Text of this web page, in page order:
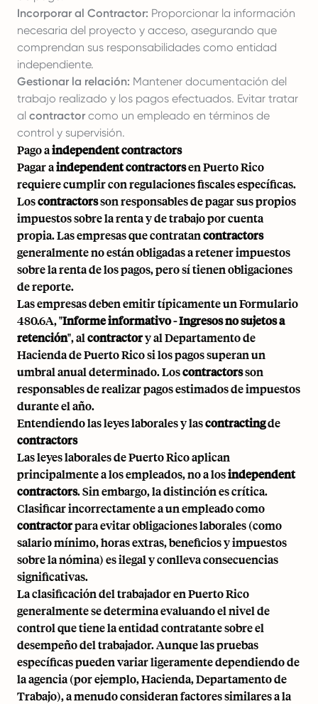
Incorporar al Contractor: Proporcionar la información
necesaria del proyecto y acceso, asegurando que
comprendan sus responsabilidades como entidad
independiente.
Gestionar la relación: Mantener documentación del
trabajo realizado y los pagos efectuados. Evitar tratar
al contractorcomo un empleado en términos de
control y supervisión.
Pago aindependent contractors
Pagar aindependent contractorsen Puerto Rico
requiere cumplir con regulaciones fiscales específicas.
Loscontractorsson responsables de pagar sus propios
impuestos sobre la renta y de trabajo por cuenta
propia. Las empresas que contratancontractors
generalmente no están obligadas a retener impuestos
sobre la renta de los pagos, pero sí tienen obligaciones
de reporte.
Las empresas deben emitir típicamente un Formulario
480.6A, "Informe informativo - Ingresos no sujetos a
retención", alcontractory al Departamento de
Hacienda de Puerto Rico si los pagos superan un
umbral anual determinado. Loscontractorsson
responsables de realizar pagos estimados de impuestos
durante el año.
Entendiendo las leyes laborales y lascontractingde
contractors
Las leyes laborales de Puerto Rico aplican
principalmente a los empleados, no a losindependent
contractors. Sin embargo, la distinción es crítica.
Clasificar incorrectamente a un empleado como
contractorpara evitar obligaciones laborales (como
salario mínimo, horas extras, beneficios y impuestos
sobre la nómina) es ilegal y conlleva consecuencias
significativas.
La clasificación del trabajador en Puerto Rico
generalmente se determina evaluando el nivel de
control que tiene la entidad contratante sobre el
desempeño del trabajador. Aunque las pruebas
específicas pueden variar ligeramente dependiendo de
la agencia (por ejemplo, Hacienda, Departamento de
Trabajo), a menudo consideran factores similares a la